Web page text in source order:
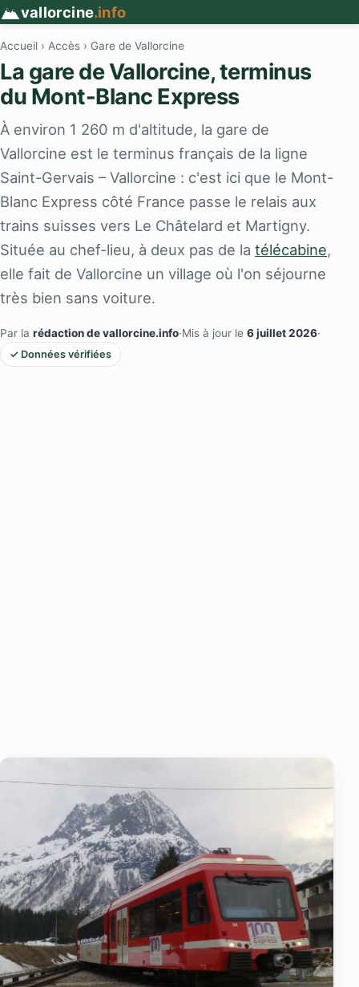
vallorcine.info
Accueil › Accès › Gare de Vallorcine
La gare de Vallorcine, terminus
du Mont-Blanc Express
À environ 1 260 m d'altitude, la gare de
Vallorcine est le terminus français de la ligne
Saint-Gervais – Vallorcine : c'est ici que le Mont-
Blanc Express côté France passe le relais aux
trains suisses vers Le Châtelard et Martigny.
Située au chef-lieu, à deux pas de la télécabine,
elle fait de Vallorcine un village où l'on séjourne
très bien sans voiture.
Par la rédaction de vallorcine.info·Mis à jour le 6 juillet 2026·
✓ Données vérifiées